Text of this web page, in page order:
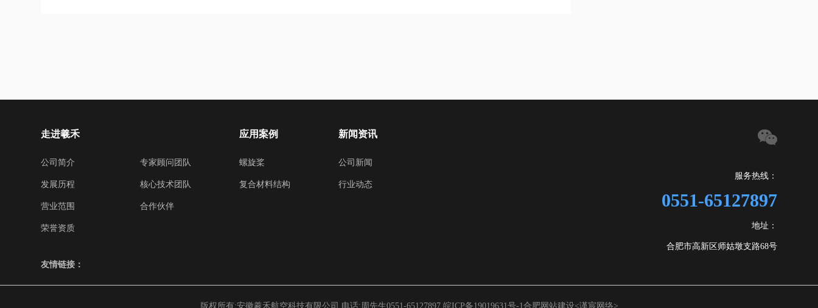
走进羲禾
公司简介
发展历程
营业范围
荣誉资质
专家顾问团队
核心技术团队
合作伙伴
应用案例
螺旋桨
复合材料结构
新闻资讯
公司新闻
行业动态
友情链接：
服务热线：
0551-65127897
地址：
合肥市高新区师姑墩支路68号
版权所有:安徽羲禾航空科技有限公司 电话:周先生0551-65127897 皖ICP备19019631号-1 合肥网站建设<谨宸网络>